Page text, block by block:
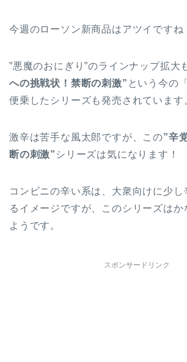
今週のローソン新商品はアツイですね
”悪魔のおにぎり”のラインナップ拡大
への挑戦状！禁断の刺激” という今の
便乗したシリーズも発売されています
激辛は苦手な風太郎ですが、この”辛
断の刺激” シリーズは気になります！
コンビニの辛い系は、大衆向けに少し
るイメージですが、このシリーズはか
ようです。
スポンサードリンク